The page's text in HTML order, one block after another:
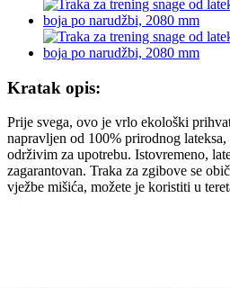
Kratak opis:
Prije svega, ovo je vrlo ekološki
napravljen od 100% prirodnog
održivim za upotrebu. Istovremeno,
zagarantovan. Traka za zgibove se
vježbe mišića, možete je koristiti u